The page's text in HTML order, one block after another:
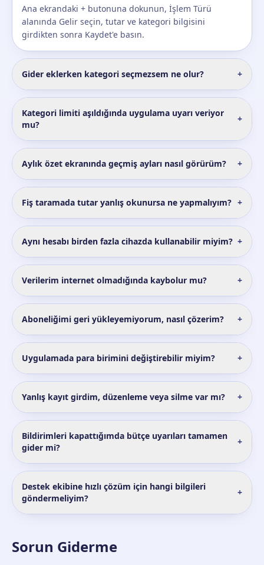
Ana ekrandaki + butonuna dokunun, İşlem Türü
alanında Gelir seçin, tutar ve kategori bilgisini
girdikten sonra Kaydet'e basın.
Gider eklerken kategori seçmezsem ne olur? +
Kategori limiti aşıldığında uygulama uyarı veriyor
mu?
+
Aylık özet ekranında geçmiş ayları nasıl görürüm? +
Fiş taramada tutar yanlış okunursa ne yapmalıyım? +
Aynı hesabı birden fazla cihazda kullanabilir miyim? +
Verilerim internet olmadığında kaybolur mu? +
Aboneliğimi geri yükleyemiyorum, nasıl çözerim? +
Uygulamada para birimini değiştirebilir miyim? +
Yanlış kayıt girdim, düzenleme veya silme var mı? +
Bildirimleri kapattığımda bütçe uyarıları tamamen
gider mi?
+
Destek ekibine hızlı çözüm için hangi bilgileri
göndermeliyim?
+
Sorun Giderme